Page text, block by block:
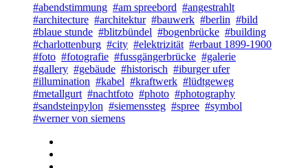
#abendstimmung #am spreebord #angestrahlt
#architecture #architektur #bauwerk #berlin #bild
#blaue stunde #blitzbündel #bogenbrücke #building
#charlottenburg #city #elektrizität #erbaut 1899-1900
#foto #fotografie #fussgängerbrücke #galerie
#gallery #gebäude #historisch #iburger ufer
#illumination #kabel #kraftwerk #lüdtgeweg
#metallgurt #nachtfoto #photo #photography
#sandsteinpylon #siemenssteg #spree #symbol
#werner von siemens